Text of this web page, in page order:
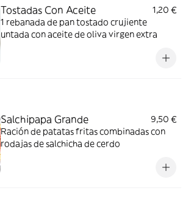
Tostadas Con Aceite
1,20 €
1 rebanada de pan tostado crujiente
untada con aceite de oliva virgen extra
Salchipapa Grande
9,50 €
Ración de patatas fritas combinadas con
rodajas de salchicha de cerdo